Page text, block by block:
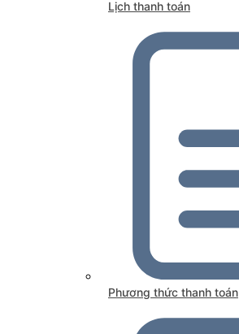
Lịch thanh toán
Phương thức thanh toán